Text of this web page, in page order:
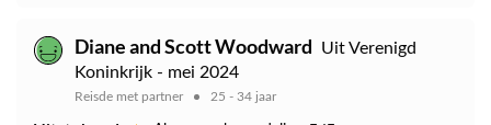
Diane and Scott Woodward
Uit Verenigd
Koninkrijk - mei 2024
Reisde met partner 25 - 34 jaar